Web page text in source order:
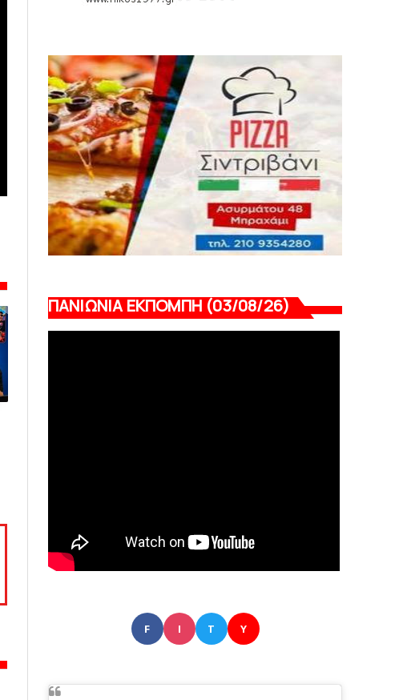
HEADLINES
Πανιώνια Εκπομπή: Έπεσε η αυλαία της
σεζόν με όλη την επικαι...
August 04, 2026
ΠΑΝΙΩΝΙΑ ΕΚΠΟΜΠΗ (03/08/26)
F I T Y